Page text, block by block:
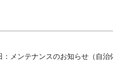
メンテナンスのお知らせ（自治